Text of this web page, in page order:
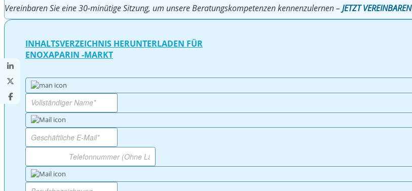
Vereinbaren Sie eine 30-minütige Sitzung, um unsere Beratungskompetenzen kennenzulernen – JETZT VEREINBAREN
INHALTSVERZEICHNIS HERUNTERLADEN FÜR
ENOXAPARIN -MARKT